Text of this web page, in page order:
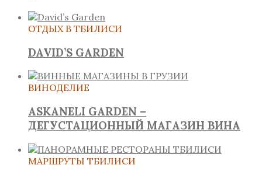
ОТДЫХ В ТБИЛИСИ
DAVID’S GARDEN
ВИНОДЕЛИЕ
ASKANELI GARDEN –
ДЕГУСТАЦИОННЫЙ МАГАЗИН ВИНА
МАРШРУТЫ ТБИЛИСИ